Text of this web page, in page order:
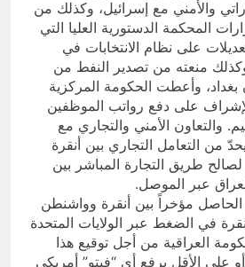
والأمني مع إسرائيل، وكذلك من
المحكمة الدستورية العليا التي
على نظام الانتخابات في
وكذلك منعته من تصدير النفط من
وأعطت الحكومة المركزية
على دفع رواتب الموظفين
والتعاون الأمني والتجاري مع
من التعامل التجاري بين أنقرة
لصالح طريق التجارة المباشر بين
عبر الموصل.
الحاصل مؤخراً بين أنقرة وواشنطن
في الضغط عبر الولايات المتحدة
العراقية من أجل توقيع هذا
أو على الأقل يرفع أي “فيتو” أمريكي